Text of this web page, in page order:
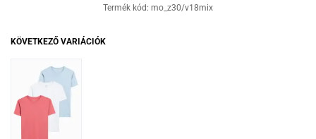
Termék kód: mo_z30/v18mix
KÖVETKEZŐ VARIÁCIÓK